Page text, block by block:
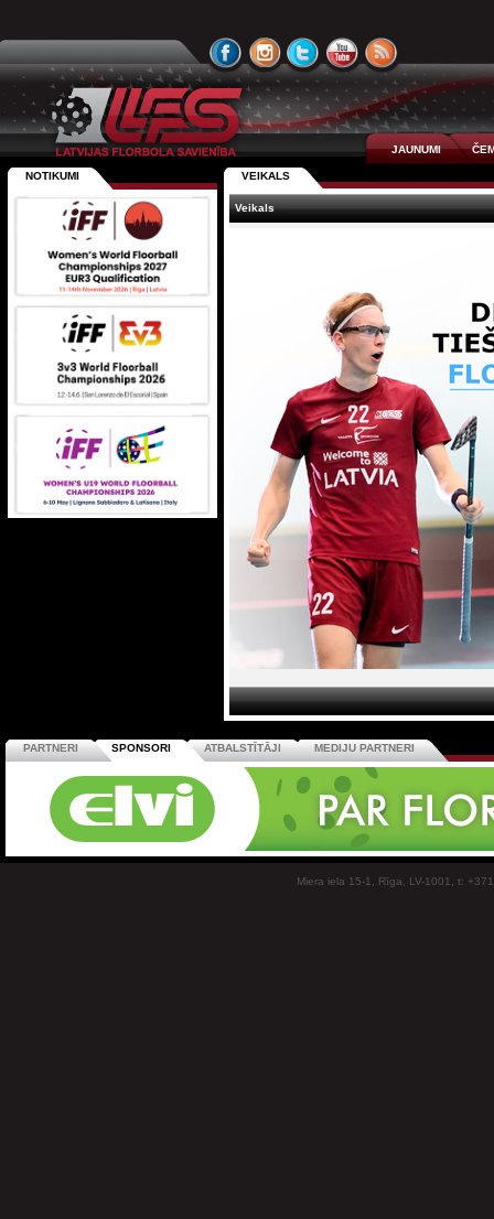
JAUNUMI
VEIKALS
Veikals
NOTIKUMI
PARTNERI SPONSORI ATBALSTĪTĀJI MEDIJU PARTNERI
Miera iela 15-1, Rīga, LV-1001, t: